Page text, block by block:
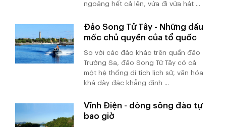
ngoặng hết cả lên, vừa đi vừa hát ...
Đảo Song Tử Tây - Những dấu
mốc chủ quyền của tổ quốc
So với các đảo khác trên quần đảo
Trường Sa, đảo Song Tử Tây có cả
một hệ thống di tích lịch sử, văn hóa
khá dày đặc khẳng định ...
Vĩnh Điện - dòng sông đào tự
bao giờ